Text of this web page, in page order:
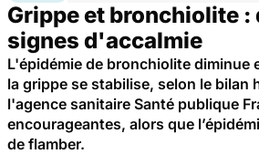
Grippe et bronchiolite :
signes d'accalmie
L'épidémie de bronchiolite diminue
la grippe se stabilise, selon le bilan
l'agence sanitaire Santé publique
encourageantes, alors que
de flamber.